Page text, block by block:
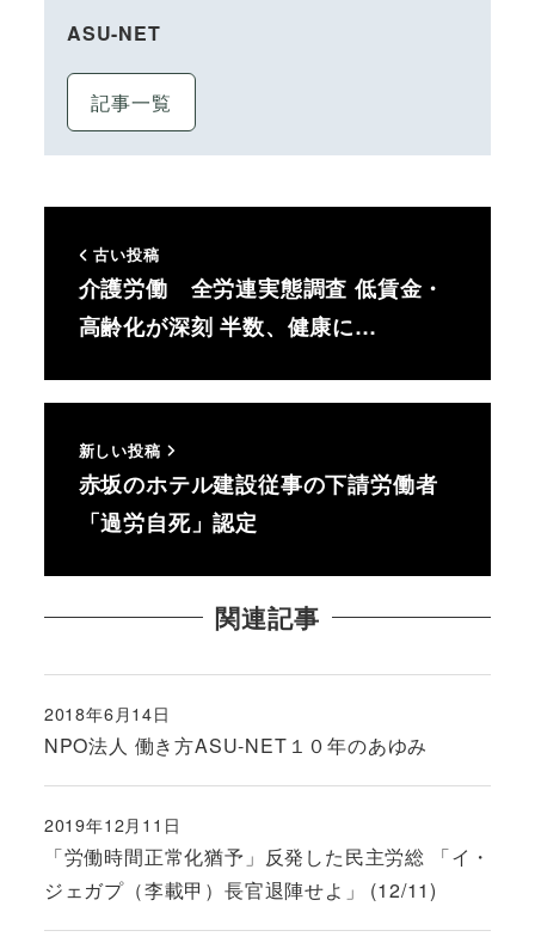
ASU-NET
記事一覧
古い投稿
介護労働 全労連実態調査 低賃金・
高齢化が深刻 半数、健康に…
新しい投稿
赤坂のホテル建設従事の下請労働者
「過労自死」認定
関連記事
NPO法人 働き方ASU-NET１０年のあゆみ
投稿日
2018年6月14日
「労働時間正常化猶予」反発した民主労総 「イ・
ジェガプ（李載甲）長官退陣せよ」 (12/11)
投稿日
2019年12月11日